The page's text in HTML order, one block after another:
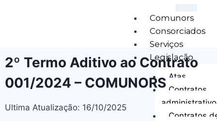
Comunors
Consorciados
Serviços
Legislação
Atas
Contratos
Contratos
2º Termo Aditivo ao Contrato
001/2024 – COMUNORS
Ultima Atualização: 16/10/2025